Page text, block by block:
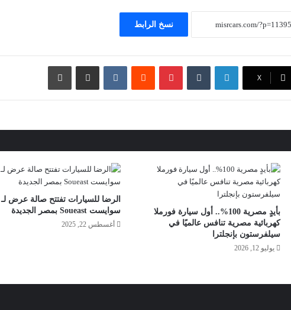
نسخ الرابط
‫X
لينكدإن ‏Tumblr بينتيريست
‏Reddit
‏VKontakte مشاركة عبر البريد طباعة
بأيدٍ مصرية 100%.. أول سيارة فورملا
كهربائية مصرية تنافس عالميًا في
سيلفرستون بإنجلترا
يوليو 12, 2026
الرضا للسيارات تفتتح صالة عرض لـ
سوايست Soueast بمصر الجديدة
أغسطس 22, 2025